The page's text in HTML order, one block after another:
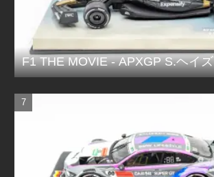
F1 THE MOVIE - APXGP S.ヘイズ